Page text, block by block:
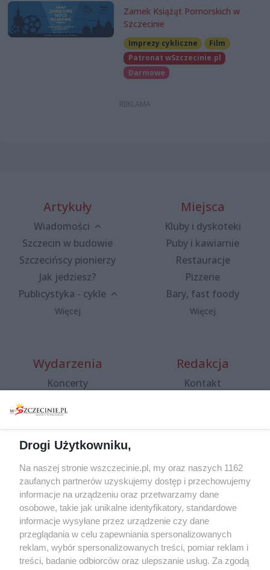
Zamek Książąt Pomorskich w
Szczecinie
Imprezy cykliczne
Film
Patronat wSzczecinie.pl
Darmowe
Artykuły
Wiadomości
Szczecin w budowie
Szczecińscy pionierzy
Jak jedziesz?
Publicystyka - cykle
Więcej
Miejsca
Kluby i dyskoteki
Puby i kawiarnie
Restauracje
Pizzerie
Bary, fast foody
Więcej
Wydarzenia
Koncerty
Spacery i oprowadzania
targi
Wernisaże
Więcej
Redakcja
Kontakt
Specjalny koncert z okazji
20. urodzin portalu
wSzczecinie.pl
Regulamin konkursów
śniadaniówka "Hej
Szczecin! Jest piątek!"
Drogi Użytkowniku,
Na naszej stronie wszczecinie.pl, my oraz naszych 1162
zaufanych partnerów uzyskujemy dostęp i przechowujemy
informacje na urządzeniu oraz przetwarzamy dane
osobowe, takie jak unikalne identyfikatory, standardowe
informacje wysyłane przez urządzenie czy dane
przeglądania w celu zapewniania spersonalizowanych
reklam, wybór spersonalizowanych treści, pomiar reklam i
treści, badanie odbiorców oraz ulepszanie usług. Za zgodą